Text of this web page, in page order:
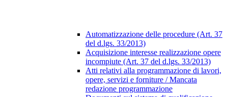
Automatizzazione delle procedure (Art. 37
del d.lgs. 33/2013)
Acquisizione interesse realizzazione opere
incompiute (Art. 37 del d.lgs. 33/2013)
Atti relativi alla programmazione di lavori,
opere, servizi e forniture / Mancata
redazione programmazione